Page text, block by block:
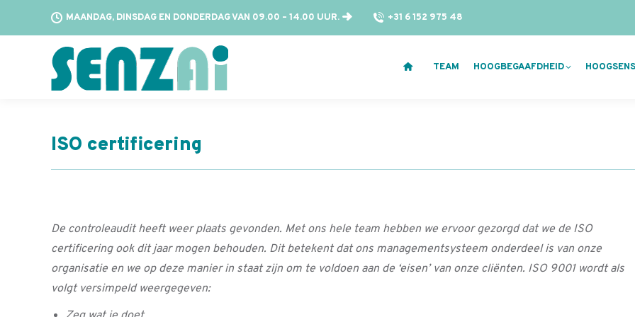
MAANDAG, DINSDAG EN DONDERDAG VAN 09.00 – 14.00 UUR. +31 6 152 975 48
TEAM HOOGBEGAAFDHEID
ISO certificering
De controleaudit heeft weer plaats gevonden. Met ons hele team hebben we ervoor gezorgd dat we de ISO
certificering ook dit jaar mogen behouden. Dit betekent dat ons managementsysteem onderdeel is van onze
organisatie en we op deze manier in staat zijn om te voldoen aan de ‘eisen’ van onze cliënten. ISO 9001 wordt als
volgt versimpeld weergegeven: